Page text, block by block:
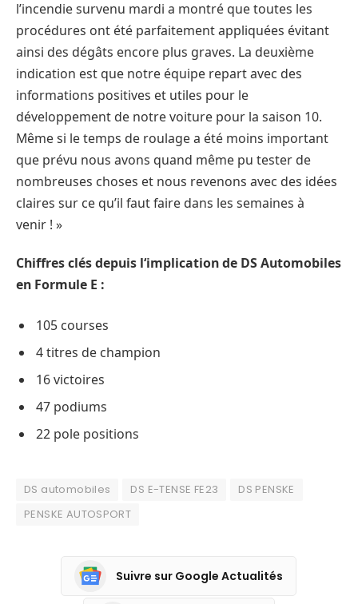
l’incendie survenu mardi a montré que toutes les
procédures ont été parfaitement appliquées évitant
ainsi des dégâts encore plus graves. La deuxième
indication est que notre équipe repart avec des
informations positives et utiles pour le
développement de notre voiture pour la saison 10.
Même si le temps de roulage a été moins important
que prévu nous avons quand même pu tester de
nombreuses choses et nous revenons avec des idées
claires sur ce qu’il faut faire dans les semaines à
venir ! »
Chiffres clés depuis l‘implication de DS Automobiles
en Formule E :
105 courses
4 titres de champion
16 victoires
47 podiums
22 pole positions
DS automobiles DS E-TENSE FE23
DS PENSKE
PENSKE AUTOSPORT
Suivre sur Google Actualités